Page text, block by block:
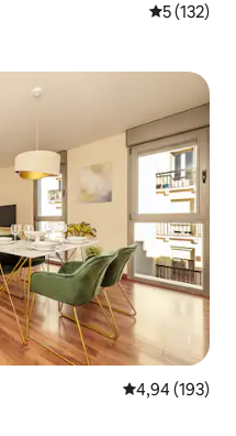
55 (132)
5 üzerinden
4,94 (193)